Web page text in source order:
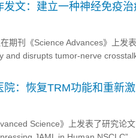
文：建立一种神经免疫
期刊《Science Advances》上发
and disrupts tumor-nerve
：恢复TRM功能和重新
Science》上发表了研究论文